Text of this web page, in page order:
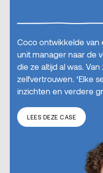
Coco ontwikkelde van
unit manager naar de
die ze altijd al was.
zelfvertrouwen. ‘Elke
inzichten en verdere
LEES DEZE CASE